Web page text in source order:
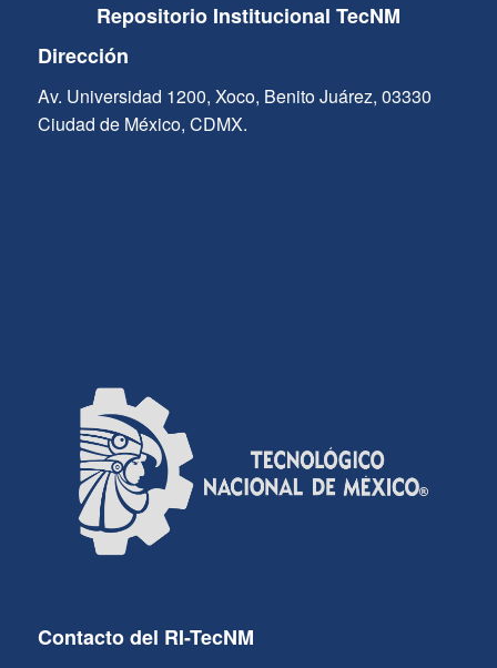
Repositorio Institucional TecNM
Dirección
Av. Universidad 1200, Xoco, Benito Juárez, 03330
Ciudad de México, CDMX.
Contacto del RI-TecNM